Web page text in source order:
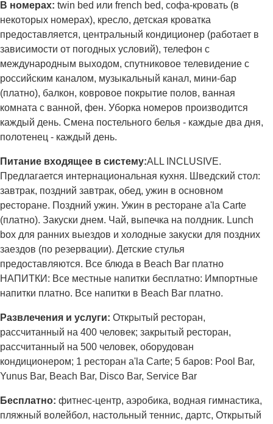
В номерах: twin bed или french bed, софа-кровать (в
некоторых номерах), кресло, детская кроватка
предоставляется, центральный кондиционер (работает в
зависимости от погодных условий), телефон с
международным выходом, спутниковое телевидение с
российским каналом, музыкальный канал, мини-бар
(платно), балкон, ковровое покрытие полов, ванная
комната с ванной, фен. Уборка номеров производится
каждый день. Смена постельного белья - каждые два дня,
полотенец - каждый день.
Питание входящее в систему:ALL INCLUSIVE.
Предлагается интернациональная кухня. Шведский стол:
завтрак, поздний завтрак, обед, ужин в основном
ресторане. Поздний ужин. Ужин в ресторане a'la Carte
(платно). Закуски днем. Чай, выпечка на полдник. Lunch
box для ранних выездов и холодные закуски для поздних
заездов (по резервации). Детские стулья
предоставляются. Все блюда в Beach Bar платно
НАПИТКИ: Все местные напитки бесплатно: Импортные
напитки платно. Все напитки в Beach Bar платно.
Развлечения и услуги: Открытый ресторан,
рассчитанный на 400 человек; закрытый ресторан,
рассчитанный на 500 человек, оборудован
кондиционером; 1 ресторан a'la Carte; 5 баров: Pool Bar,
Yunus Bar, Beach Bar, Disco Bar, Service Bar
Бесплатно: фитнес-центр, аэробика, водная гимнастика,
пляжный волейбол, настольный теннис, дартс, Открытый